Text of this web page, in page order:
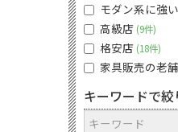
モダン系に強い
高級店 9件
格安店 18件
家具販売の老舗
キーワードで絞